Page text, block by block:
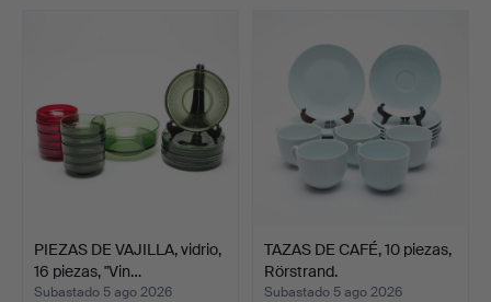
PIEZAS DE VAJILLA, vidrio,
16 piezas, "Vin…
Subastado 5 ago 2026
TAZAS DE CAFÉ, 10 piezas,
Rörstrand.
Subastado 5 ago 2026